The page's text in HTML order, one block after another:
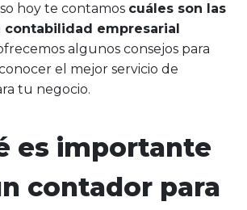
hoy te contamos cuáles son las
contabilidad empresarial
algunos consejos para
el mejor servicio de
tu negocio.
es importante
contador para